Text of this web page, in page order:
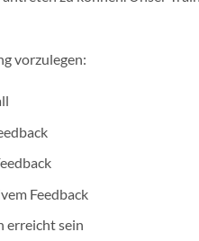
vorzulegen:
Feedback
erreicht sein